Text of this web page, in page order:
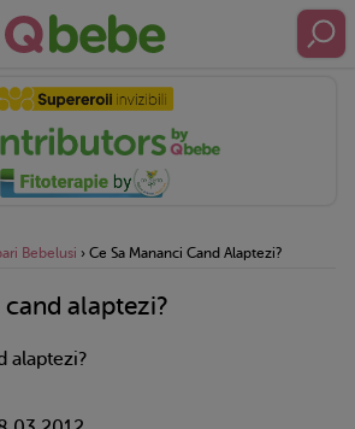
Bebelusi › Ce Sa Mananci Cand Alaptezi?
alaptezi?